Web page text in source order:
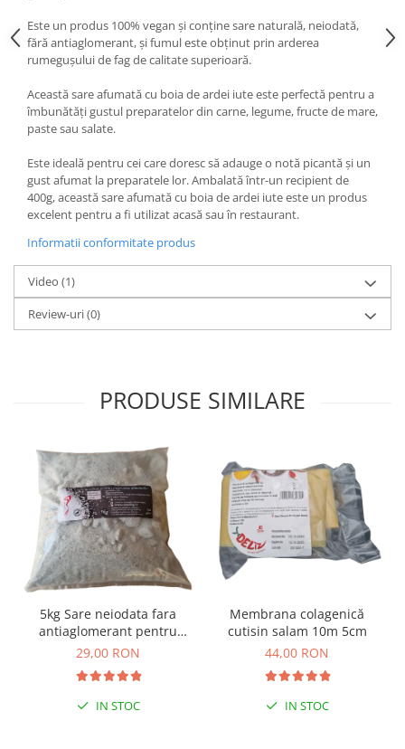
Este un produs 100% vegan și conține sare naturală, neiodată,
fără antiaglomerant, și fumul este obținut prin arderea
rumegușului de fag de calitate superioară.
Această sare afumată cu boia de ardei iute este perfectă pentru a
îmbunătăți gustul preparatelor din carne, legume, fructe de mare,
paste sau salate.
Este ideală pentru cei care doresc să adauge o notă picantă și un
gust afumat la preparatele lor. Ambalată într-un recipient de
400g, această sare afumată cu boia de ardei iute este un produs
excelent pentru a fi utilizat acasă sau în restaurant.
Informatii conformitate produs
Video (1)
Review-uri(0)
PRODUSE SIMILARE
5kg Sare neiodata fara
antiaglomerant pentru
muraturi
29,00 RON
IN STOC
Membrana colagenică
cutisin salam 10m 5cm
44,00 RON
IN STOC